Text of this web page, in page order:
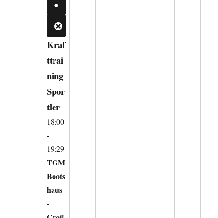
2026
●
VERANSTALTUNGEN)
CLOSE
Kraf
ttrai
ning
Spor
tler
18:00
-
19:29
TGM
Boots
haus
-